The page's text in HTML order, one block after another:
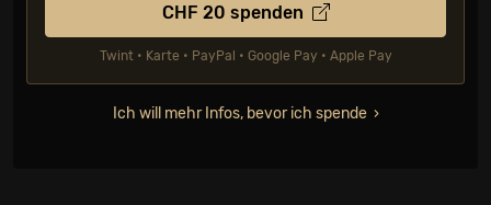
CHF 20 spenden
Twint • Karte • PayPal • Google Pay • Apple Pay
Ich will mehr Infos, bevor ich spende